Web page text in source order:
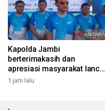
Kapolda Jambi
berterimakasih dan
apresiasi masyarakat lancar
dan sukses PMR 2026
1 jam lalu